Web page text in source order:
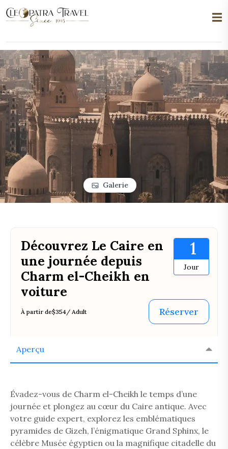
Galerie
Découvrez Le Caire en
une journée depuis
Charm el-Cheikh en
voiture
1
Jour
À partir de$354/ Adult Réserver
Aperçu
Évadez-vous de Charm el-Cheikh le temps d’une
journée et plongez au cœur du Caire antique. Avec
votre guide expert, explorez les emblématiques
pyramides de Gizeh, l’énigmatique Grand Sphinx, le
célèbre Musée égyptien ou la magnifique citadelle du